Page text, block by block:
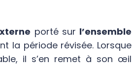
porté sur l’ensemble
la période révisée. Lorsque
il s’en remet à son œil